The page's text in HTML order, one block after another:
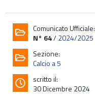
Comunicato Ufficiale:
N° 64/2024/2025
Sezione:
Calcio a 5
scritto il:
30 Dicembre 2024